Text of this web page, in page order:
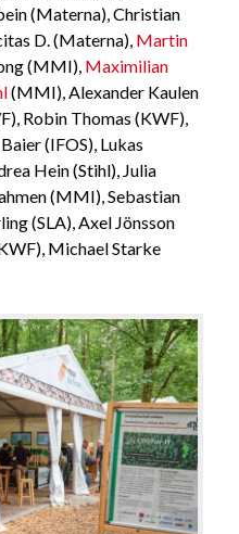
(Materna), Christian
D. (Materna), Martin
(MMI), Maximilian
(MMI), Alexander Kaulen
Robin Thomas (KWF),
(IFOS), Lukas
Hein (Stihl), Julia
(MMI), Sebastian
(SLA), Axel Jönsson
Michael Starke